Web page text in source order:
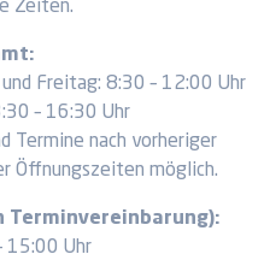
Zeiten.
Freitag: 8:30 – 12:00 Uhr
– 16:30 Uhr
Termine nach vorheriger
Öffnungszeiten möglich.
Terminvereinbarung):
15:00 Uhr